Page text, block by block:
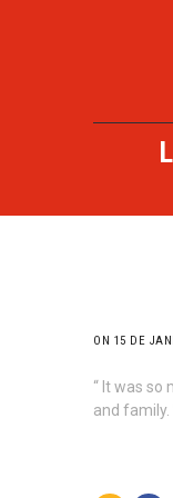
ON 15 DE
“ It was
and family.